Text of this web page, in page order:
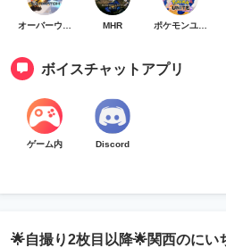
MHR
ボイスチャットアプリ
ゲーム内 Discord
🌟自撮り2枚目以降🌟関西のにい